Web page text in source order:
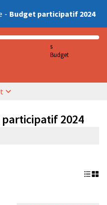
- Budget participatif 2024
5
Budget
2024